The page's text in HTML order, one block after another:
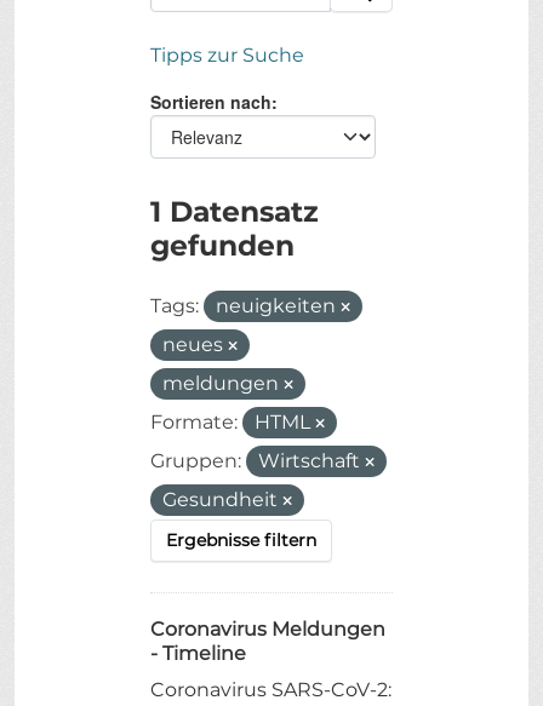
Tipps zur Suche
Sortieren nach
1 Datensatz
gefunden
Tags:
neuigkeiten
neues
meldungen
Formate:
HTML
Gruppen:
Wirtschaft
Gesundheit
Ergebnisse filtern
Coronavirus Meldungen
- Timeline
Coronavirus SARS-CoV-2: